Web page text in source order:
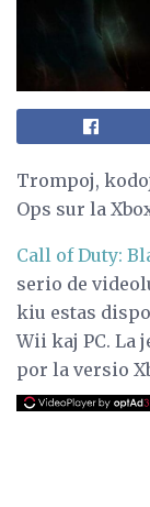
Trompoj,
Ops sur la
Call of Duty:
serio de
kiu estas
Wii kaj PC. La
por la versio